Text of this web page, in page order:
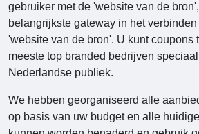
gebruiker met de 'website van de
belangrijkste gateway in het
'website van de bron'. U kunt coupons
meeste top branded bedrijven
Nederlandse publiek.
We hebben georganiseerd alle
op basis van uw budget en alle